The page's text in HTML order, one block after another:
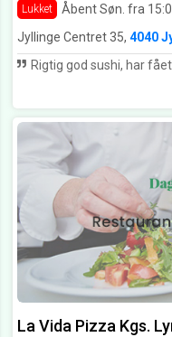
Lukket Åbent Søn. fra
Jyllinge Centret 35, 4040
Rigtig god sushi, har
La Vida Pizza Kgs.